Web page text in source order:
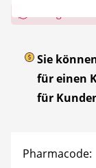
Sie
für einen
für
Pharmacode: